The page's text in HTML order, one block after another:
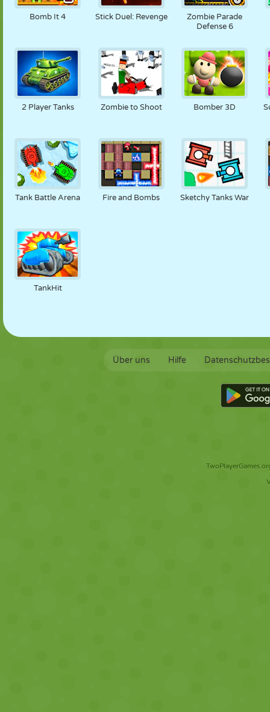
Bomb It 4 Stick Duel: Revenge
Zombie Parade
Defense 6
2 Player Tanks Zombie to Shoot Bomber 3D
Tank Battle Arena Fire and Bombs Sketchy Tanks War
TankHit
Über uns Hilfe